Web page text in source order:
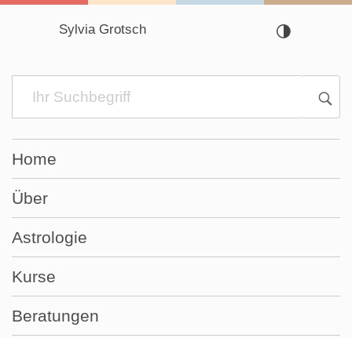
Sylvia Grotsch
Navigation
überspringen
Home
Über
Astrologie
Kurse
Beratungen